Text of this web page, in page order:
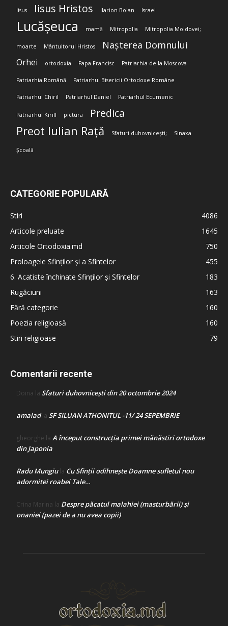
Iisus Iisus Hristos Ilarion Boian Israel
Lucășeuca mamă Mitropolia Mitropolia Moldovei;
moarte Mântuitorul Hristos Nașterea Domnului
Orhei ortodoxia Papa Francisc Patriarhia de la Moscova
Patriarhia Română Patriarhul Bisericii Ortodoxe Române
Patriarhul Chiril Patriarhul Daniel Patriarhul Ecumenic
Patriarhul Kirill pictura Predica
Preot Iulian Rață Sfaturi duhovnicești; Sinaxa
Școală
CATEGORIE POPULARĂ
Stiri
4086
Articole preluate
1645
Articole Ortodoxia.md
750
Proloagele Sfinților și a Sfintelor
455
6. Acatiste închinate Sfinților și Sfintelor
183
Rugăciuni
163
Fără categorie
160
Poezia religioasă
160
Stiri religioase
79
Comentarii recente
Doina la Sfaturi duhovnicești din 20 octombrie 2024
amaladla SF SILUAN ATHONITUL -11/ 24 SEPEMBRIE
gheorghe la A început construcţia primei mănăstiri ortodoxe
din Japonia
Radu Mungiula Cu Sfinții odihnește Doamne sufletul nou
adormitei roabei Tale…
Crina Marina la Despre păcatul malahiei (masturbării) şi
onaniei (pazei de a nu avea copii)